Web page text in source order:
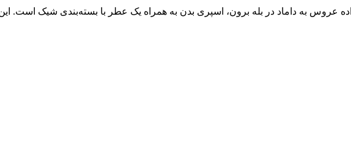
عروس به داماد در بله برون، اسپری بدن به همراه یک عطر با بسته‌بندی شیک است.